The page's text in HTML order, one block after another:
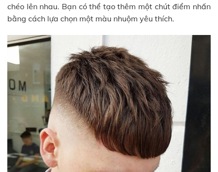
chéo lên nhau. Bạn có thể tạo thêm một chút điểm nhấn
bằng cách lựa chọn một màu nhuộm yêu thích.